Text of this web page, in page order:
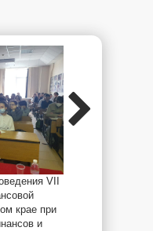
VII
крае при
и